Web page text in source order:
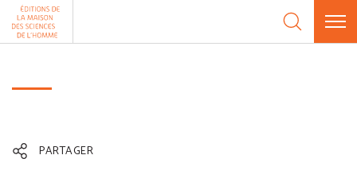
Aller au contenu
PARTAGER
Panneau de gestion des cookies